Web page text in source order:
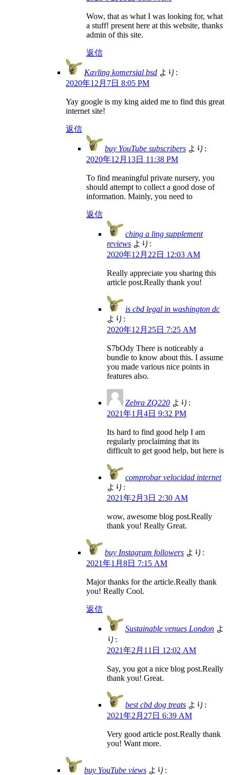
Wow, that as what I was looking for, what
a stuff! present here at this website, thanks
admin of this site.
返信
Kavling komersial bsd より:
2020年12月7日 8:05 PM
Yay google is my king aided me to find this great
internet site!
返信
buy YouTube subscribers より:
2020年12月13日 11:38 PM
To find meaningful private nursery, you
should attempt to collect a good dose of
information. Mainly, you need to
返信
ching a ling supplement
reviews より:
2020年12月22日 12:03 AM
Really appreciate you sharing this
article post.Really thank you!
is cbd legal in washington dc
より:
2020年12月25日 7:25 AM
S7bOdy There is noticeably a
bundle to know about this. I assume
you made various nice points in
features also.
Zebra ZQ220 より:
2021年1月4日 9:32 PM
Its hard to find good help I am
regularly proclaiming that its
difficult to get good help, but here is
comprobar velocidad internet
より:
2021年2月3日 2:30 AM
wow, awesome blog post.Really
thank you! Really Great.
buy Instagram followers より:
2021年1月8日 7:15 AM
Major thanks for the article.Really thank
you! Really Cool.
返信
Sustainable venues London よ
り:
2021年2月11日 12:02 AM
Say, you got a nice blog post.Really
thank you! Great.
best cbd dog treats より:
2021年2月27日 6:39 AM
Very good article post.Really thank
you! Want more.
buy YouTube views より: